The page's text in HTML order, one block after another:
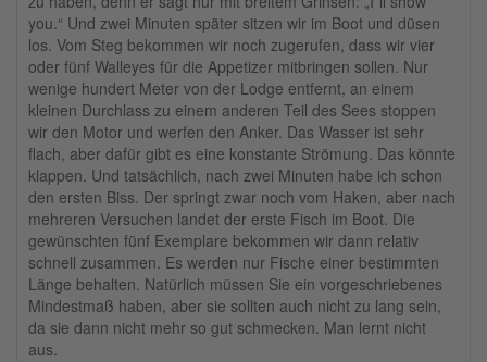
you.“ Und zwei Minuten später sitzen wir im Boot und düsen
los. Vom Steg bekommen wir noch zugerufen, dass wir vier
oder fünf Walleyes für die Appetizer mitbringen sollen. Nur
wenige hundert Meter von der Lodge entfernt, an einem
kleinen Durchlass zu einem anderen Teil des Sees stoppen
wir den Motor und werfen den Anker. Das Wasser ist sehr
flach, aber dafür gibt es eine konstante Strömung. Das könnte
klappen. Und tatsächlich, nach zwei Minuten habe ich schon
den ersten Biss. Der springt zwar noch vom Haken, aber nach
mehreren Versuchen landet der erste Fisch im Boot. Die
gewünschten fünf Exemplare bekommen wir dann relativ
schnell zusammen. Es werden nur Fische einer bestimmten
Länge behalten. Natürlich müssen Sie ein vorgeschriebenes
Mindestmaß haben, aber sie sollten auch nicht zu lang sein,
da sie dann nicht mehr so gut schmecken. Man lernt nicht
aus.